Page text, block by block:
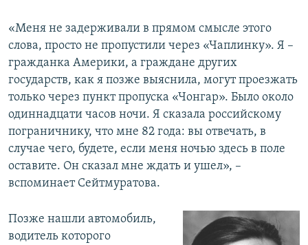
«Меня не задерживали в прямом смысле этого
слова, просто не пропустили через «Чаплинку». Я –
гражданка Америки, а граждане других
государств, как я позже выяснила, могут проезжать
только через пункт пропуска «Чонгар». Было около
одиннадцати часов ночи. Я сказала российскому
пограничнику, что мне 82 года: вы отвечать, в
случае чего, будете, если меня ночью здесь в поле
оставите. Он сказал мне ждать и ушел», –
вспоминает Сейтмуратова.
Позже нашли автомобиль,
водитель которого